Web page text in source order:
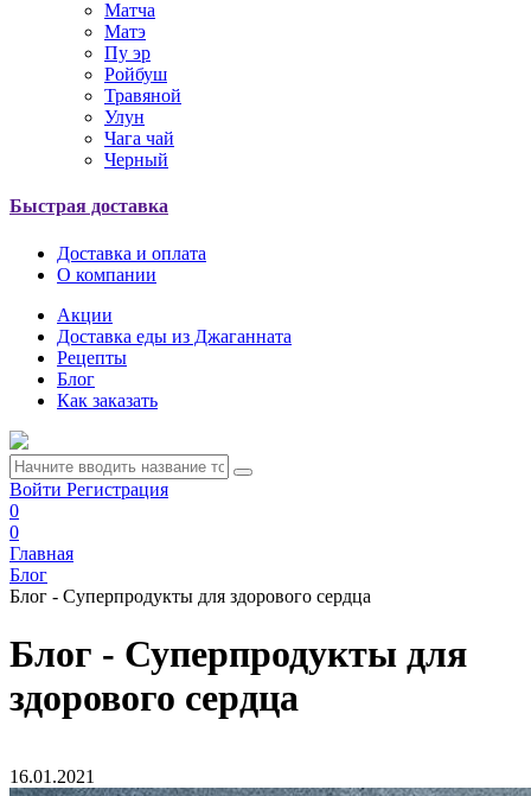
Матча
Матэ
Пу эр
Ройбуш
Травяной
Улун
Чага чай
Черный
Быстрая доставка
Доставка и оплата
О компании
Акции
Доставка еды из Джаганната
Рецепты
Блог
Как заказать
Войти Регистрация
0
0
Главная
Блог
Блог - Суперпродукты для здорового сердца
Блог - Суперпродукты для
здорового сердца
16.01.2021